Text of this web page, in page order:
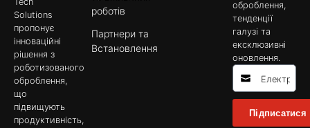
Solutions
пропонує
інноваційні
рішення з
роботизованого
оброблення,
що
підвищують
продуктивність,
роботів
Партнери та
Встановлення
оброблення,
тенденції
галузі та
ексклюзивні
оновлення.
Підписатися